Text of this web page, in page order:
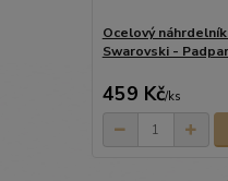
Ocelový
Swarovski -
459 Kč/ks